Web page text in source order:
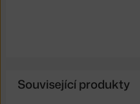
Související produkty